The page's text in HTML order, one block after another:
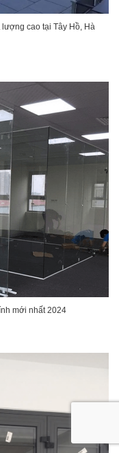
cao tại Tây Hồ, Hà
mới nhất 2024